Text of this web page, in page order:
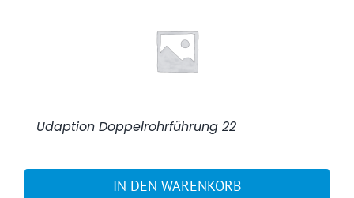
Udaption Doppelrohrführung 22
IN DEN WARENKORB